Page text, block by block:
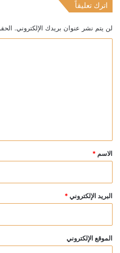
اترك تعليقاً
لن يتم نشر عنوان بريدك الإلكتروني.
*
الاسم *
البريد الإلكتروني *
الموقع الإلكتروني